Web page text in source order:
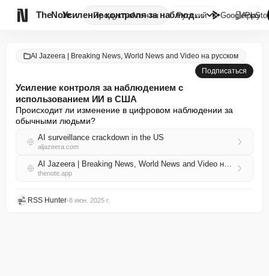
TheNote ПродуктыАгенты Усиление контроля за наблюдени...
Русский GooglePlay

Al Jazeera | Breaking News, World News and Video на русском
Подписаться
Усиление контроля за наблюдением с
использованием ИИ в США
Происходит ли изменение в цифровом наблюдении за
обычными людьми?
AI surveillance crackdown in the US
aljazeera.com
Al Jazeera | Breaking News, World News and Video на русском RSS
thenote.app
RSS Hunter•8 июн. 2025 г.